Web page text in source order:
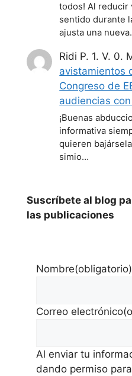
todos! Al reducir
sentido durante
ajusta una
Ridi P. 1. V. 0.
avistamientos
Congreso de
audiencias
¡Buenas
informativa
quieren
simio…
Suscríbete al blog
las publicaciones
Nombre(obligatorio)
Correo electrónico
Al enviar tu
dando permiso